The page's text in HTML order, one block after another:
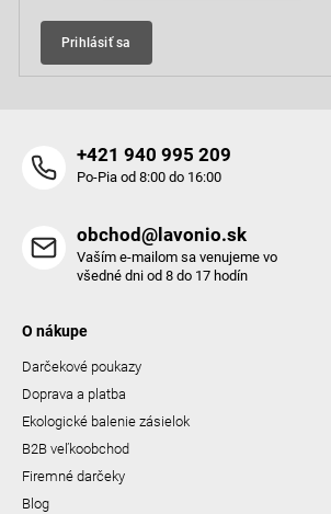
Prihlásiť sa
+421 940 995 209
Po-Pia od 8:00 do 16:00
obchod@lavonio.sk
Vaším e-mailom sa venujeme vo
všedné dni od 8 do 17 hodín
O nákupe
Darčekové poukazy
Doprava a platba
Ekologické balenie zásielok
B2B veľkoobchod
Firemné darčeky
Blog